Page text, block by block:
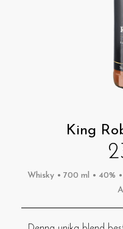
King
Whisky • 700 ml • 40%